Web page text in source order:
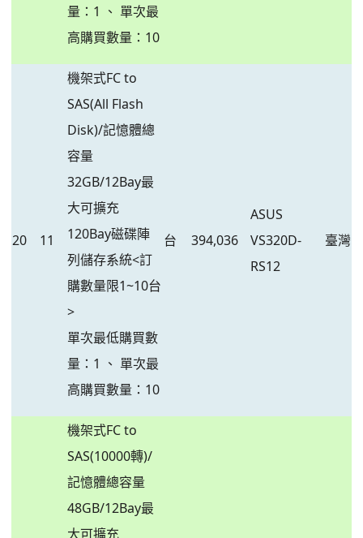
量：1 、 單次最
高購買數量：10
20 11
機架式FC to
SAS(All Flash
Disk)/記憶體總
容量
32GB/12Bay最
大可擴充
120Bay磁碟陣
列儲存系統<訂
購數量限1~10台
>
單次最低購買數
量：1 、 單次最
高購買數量：10
台 394,036
ASUS
VS320D-
RS12
臺灣
機架式FC to
SAS(10000轉)/
記憶體總容量
48GB/12Bay最
大可擴充